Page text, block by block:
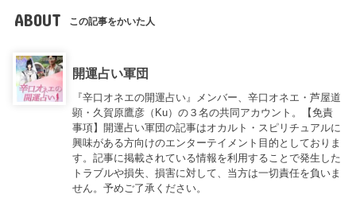
ABOUT この記事をかいた人
開運占い軍団
『辛口オネエの開運占い』メンバー、辛口オネエ・芦屋道
顕・久賀原鷹彦（Ku）の３名の共同アカウント。【免責
事項】開運占い軍団の記事はオカルト・スピリチュアルに
興味がある方向けのエンターテイメント目的としておりま
す。記事に掲載されている情報を利用することで発生した
トラブルや損失、損害に対して、当方は一切責任を負いま
せん。予めご了承ください。